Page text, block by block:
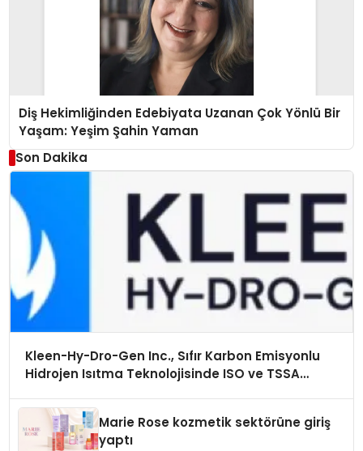
Diş Hekimliğinden Edebiyata Uzanan Çok Yönlü Bir
Yaşam: Yeşim Şahin Yaman
Son Dakika
Kleen-Hy-Dro-Gen Inc., Sıfır Karbon Emisyonlu
Hidrojen Isıtma Teknolojisinde ISO ve TSSA
Marie Rose kozmetik sektörüne giriş
yaptı